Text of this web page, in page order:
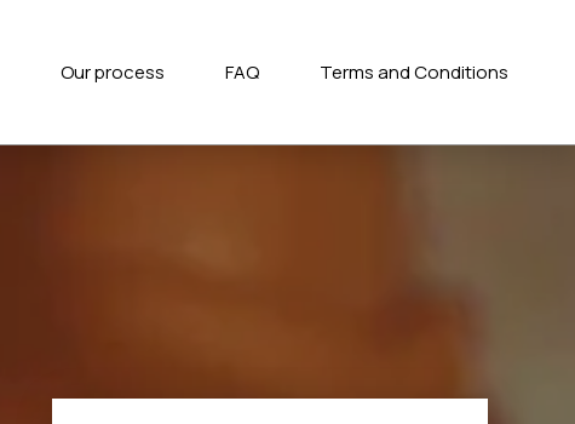
Our process FAQ Terms and Conditions